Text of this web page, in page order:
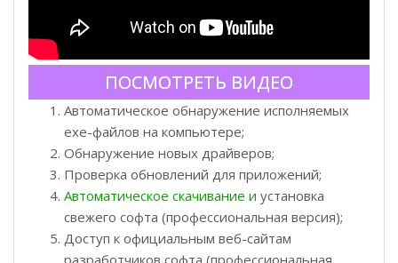
ПОСМОТРЕТЬ ВИДЕО
Автоматическое обнаружение исполняемых
exe-файлов на компьютере;
Обнаружение новых драйверов;
Проверка обновлений для приложений;
Автоматическое скачивание и установка
свежего софта (профессиональная версия);
Доступ к официальным веб-сайтам
разработчиков софта (профессиональная